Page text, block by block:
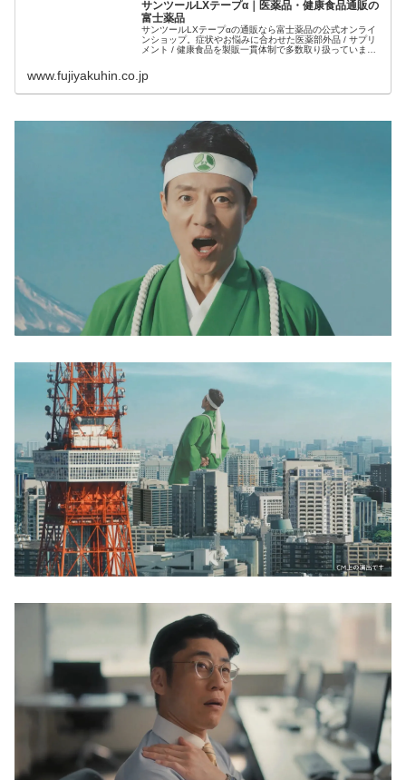
サンツールLXテープα｜医薬品・健康食品通販の
富士薬品
サンツールLXテープαの通販なら富士薬品の公式オンライ
ンショップ。症状やお悩みに合わせた医薬部外品 / サプリ
メント / 健康食品を製販一貫体制で多数取り扱っていま
www.fujiyakuhin.co.jp